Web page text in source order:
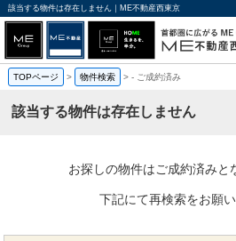
該当する物件は存在しません｜ME不動産西東京
TOPページ > 物件検索 >- ご成約済み
該当する物件は存在しません
お探しの物件はご成約済みと
下記にて再検索をお願い